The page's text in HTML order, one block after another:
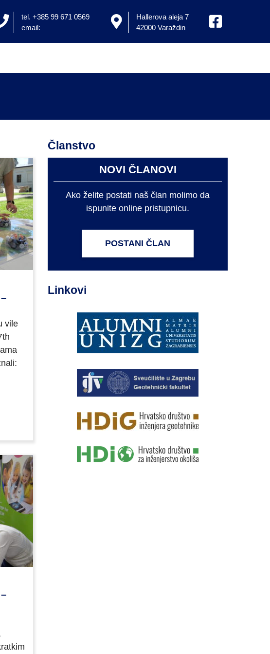
tel. +385 99 671 0569
email:
Hallerova aleja 7
42000 Varaždin
vile
Članstvo
NOVI ČLANOVI
Ako želite postati naš član molimo da
ispunite online pristupnicu.
POSTANI ČLAN
Linkovi